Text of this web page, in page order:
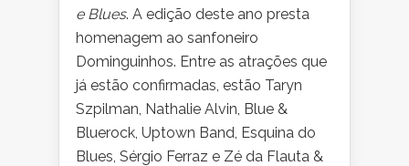
e Blues. A edição deste ano presta
homenagem ao sanfoneiro
Dominguinhos. Entre as atrações que
já estão confirmadas, estão Taryn
Szpilman, Nathalie Alvin, Blue &
Bluerock, Uptown Band, Esquina do
Blues, Sérgio Ferraz e Zé da Flauta &